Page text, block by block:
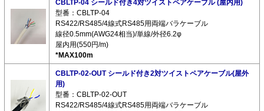
CBLTP-04 シールド付き4対ツイストペアケーブル (屋内用)
型番：CBLTP-04
RS422/RS485/4線式RS485用両端バラケーブル
線径0.5mm(AWG24相当)/単線/外径6.2φ
屋内用(550円/m)
*MAX100m
CBLTP-02-OUT シールド付き2対ツイストペアケーブル(屋外
用)
型番：CBLTP-02-OUT
RS422/RS485/4線式RS485用両端バラケーブル